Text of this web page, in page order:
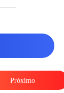
——
Próximo